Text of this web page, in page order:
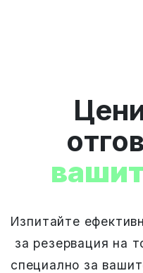
Изпитайте
за резервация на
специално за